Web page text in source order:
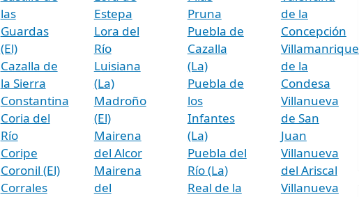
las
Guardas
(El)
Cazalla de
la Sierra
Constantina
Coria del
Río
Coripe
Coronil (El)
Corrales
Estepa
Lora del
Río
Luisiana
(La)
Madroño
(El)
Mairena
del Alcor
Mairena
del
Pruna
Puebla de
Cazalla
(La)
Puebla de
los
Infantes
(La)
Puebla del
Río (La)
Real de la
de la
Concepción
Villamanrique
de la
Condesa
Villanueva
de San
Juan
Villanueva
del Ariscal
Villanueva